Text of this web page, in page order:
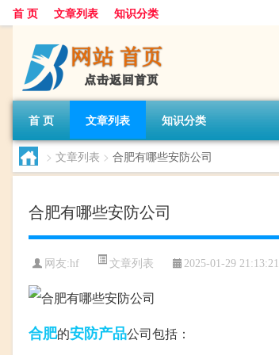
首 页 文章列表 知识分类
首 页 文章列表 知识分类
> 文章列表 > 合肥有哪些安防公司
合肥有哪些安防公司
网友:hf 文章列表 2025-01-29 21:13:21
合肥的安防产品公司包括：